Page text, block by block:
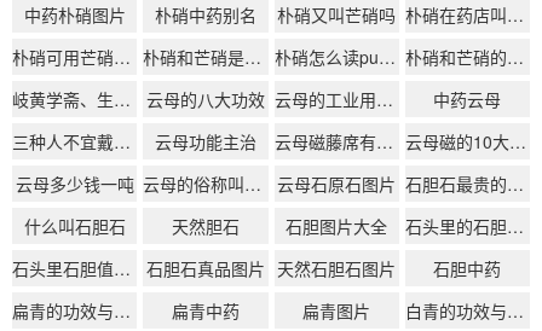
中药朴硝图片
朴硝中药别名 朴硝又叫芒硝吗
朴硝在药店叫什么
朴硝可用芒硝代替吗
朴硝和芒硝是一个药吗 朴硝怎么读pu还是po
朴硝和芒硝的区别
岐黄学斋、生活化中医、中医日常养生
云母的八大功效 云母的工业用途是什么
中药云母
三种人不宜戴海云母
云母功能主治 云母磁藤席有什么功效
云母磁的10大功效
云母多少钱一吨
云母的俗称叫什么 云母石原石图片
石胆石最贵的三个品种
什么叫石胆石
天然胆石 石胆图片大全
石头里的石胆是什么
石头里石胆值钱吗
石胆石真品图片 天然石胆石图片
石胆中药
扁青的功效与作用
扁青中药 扁青图片
白青的功效与作用